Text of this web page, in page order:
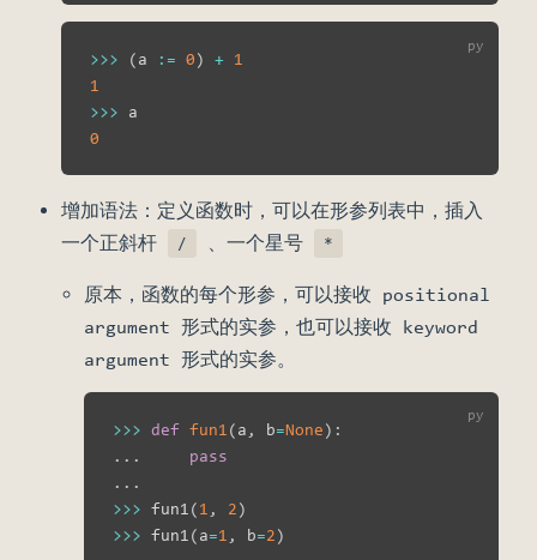
>>> (a := 0) +
1
1
>>>
0
增加语法：定义函数时，可以在形参列表中，插入
一个正斜杆
/ 、一个星号 *
原本，函数的每个形参，可以接收 positional
argument 形式的实参，也可以接收 keyword
argument 形式的实参。
>>> def fun1 (a , b=None) :
. . .
pass
. . .
>>> fun1 (1 , 2)
>>> fun1 (a=1 , b=2)